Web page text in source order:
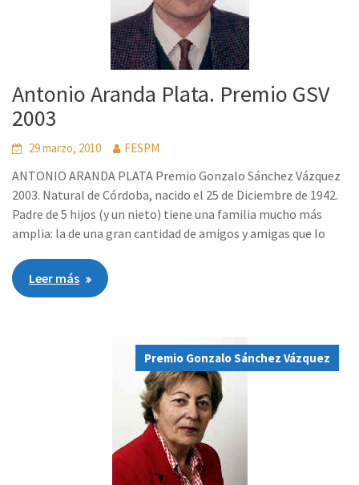
Antonio Aranda Plata. Premio GSV
2003
29 marzo, 2010 FESPM
ANTONIO ARANDA PLATA Premio Gonzalo Sánchez Vázquez
2003. Natural de Córdoba, nacido el 25 de Diciembre de 1942.
Padre de 5 hijos (y un nieto) tiene una familia mucho más
amplia: la de una gran cantidad de amigos y amigas que lo
Leer más
Premio Gonzalo Sánchez Vázquez